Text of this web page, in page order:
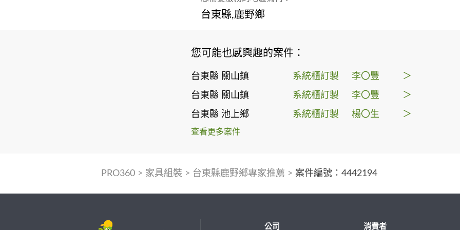
台東縣,鹿野鄉
您可能也感興趣的案件：
台東縣 關山鎮 系統櫃訂製 李〇豐 ＞
台東縣 關山鎮 系統櫃訂製 李〇豐 ＞
台東縣 池上鄉 系統櫃訂製 楊〇生 ＞
查看更多案件
PRO360> 家具組裝 > 台東縣鹿野鄉專家推薦 > 案件編號：4442194
公司 消費者